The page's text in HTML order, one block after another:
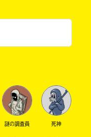
謎の調査員 死神